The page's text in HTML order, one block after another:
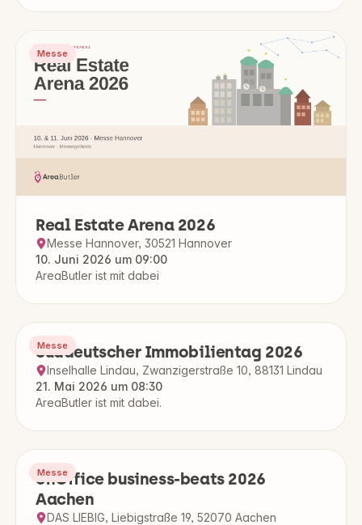
Messe
Real Estate Arena 2026
Messe Hannover, 30521 Hannover
10. Juni 2026 um 09:00
AreaButler ist mit dabei
Messe
Süddeutscher Immobilientag 2026
Inselhalle Lindau, Zwanzigerstraße 10, 88131 Lindau
21. Mai 2026 um 08:30
AreaButler ist mit dabei.
Messe
onOffice business-beats 2026
Aachen
DAS LIEBIG, Liebigstraße 19, 52070 Aachen